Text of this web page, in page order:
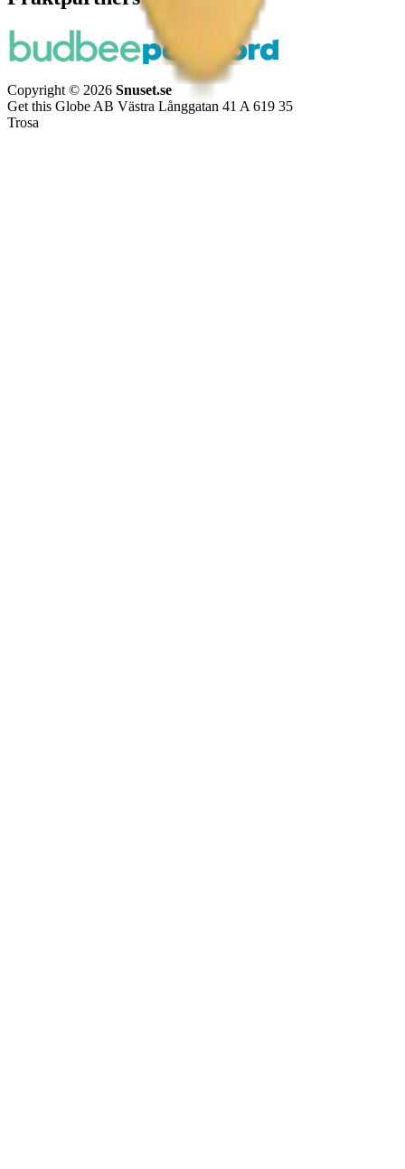
Copyright © 2026 Snuset.se
Get this Globe AB Västra Långgatan 41 A 619 35
Trosa